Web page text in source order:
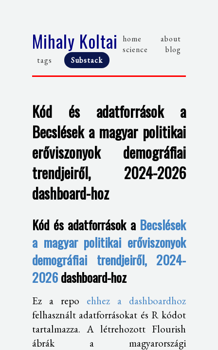
Mihaly Koltai home
about
science
blog
tags
Substack
Kód és adatforrások a
Becslések a magyar politikai
erőviszonyok demográfiai
trendjeiről, 2024-2026
dashboard-hoz
Kód és adatforrások a Becslések
a magyar politikai erőviszonyok
demográfiai trendjeiről, 2024-
2026dashboard-hoz
Ez a repo ehhez a dashboardhoz
felhasznált adatforrásokat és R kódot
tartalmazza. A létrehozott Flourish
ábrák a magyarországi